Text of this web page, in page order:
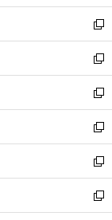
ウ
で
開
く
ン
ド
ウ
で
開
く
新
し
い
ウ
ィ
ン
ド
ウ
で
開
く
新
し
い
ウ
ィ
ン
ド
ウ
で
開
新
し
い
ウ
ィ
ン
ド
ウ
新
し
い
ウ
ィ
ン
新
し
い
ウ
新
し